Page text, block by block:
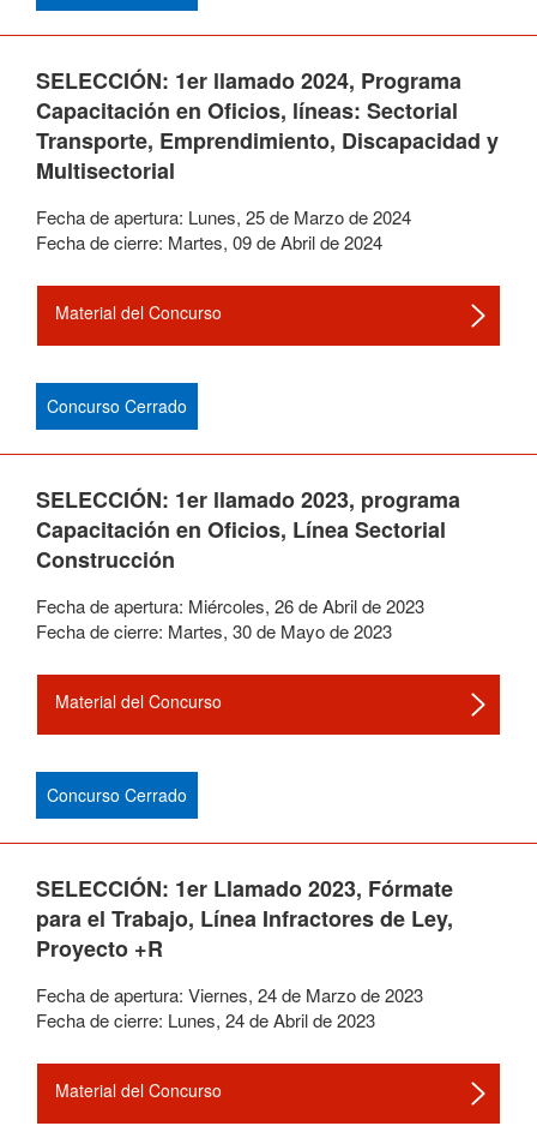
SELECCIÓN: 1er llamado 2024, Programa
Capacitación en Oficios, líneas: Sectorial
Transporte, Emprendimiento, Discapacidad y
Multisectorial
Fecha de apertura: Lunes, 25de Marzode2024
Fecha de cierre: Martes, 09deAbrilde2024
Material del Concurso
Concurso Cerrado
SELECCIÓN: 1er llamado 2023, programa
Capacitación en Oficios, Línea Sectorial
Construcción
Fecha de apertura: Miércoles, 26deAbrilde2023
Fecha de cierre: Martes, 30de Mayode2023
Material del Concurso
Concurso Cerrado
SELECCIÓN: 1er Llamado 2023, Fórmate
para el Trabajo, Línea Infractores de Ley,
Proyecto +R
Fecha de apertura: Viernes, 24de Marzode2023
Fecha de cierre: Lunes, 24deAbrilde2023
Material del Concurso